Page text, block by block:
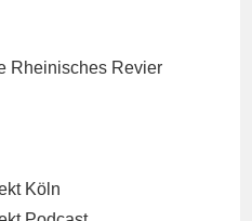
Rheinisches Revier
Köln